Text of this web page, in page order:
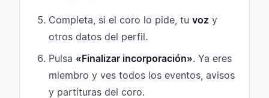
Completa, si el coro lo pide, tu voz y
otros datos del perfil.
Pulsa «Finalizar incorporación». Ya eres
miembro y ves todos los eventos, avisos
y partituras del coro.